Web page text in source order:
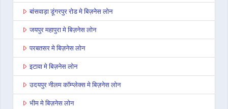
बांसवाड़ा डूंगरपुर रोड मे बिज़नेस लोन
जयपुर महापुरा मे बिज़नेस लोन
परबतसर मे बिज़नेस लोन
इटावा मे बिज़नेस लोन
उदयपुर नीलम कॉम्प्लेक्स मे बिज़नेस लोन
भीम मे बिज़नेस लोन